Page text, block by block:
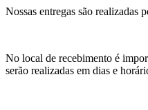
Nossas entregas são
No local de recebimento é
serão realizadas em dias e